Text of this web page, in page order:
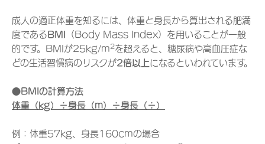
成人の適正体重を知るには、体重と身長から算出される肥満
度である BMI
（Body Mass Index）を用いることが一般
的です。BMIが25kg/m2を超えると、糖尿病や高血圧症な
どの生活習慣病のリスクが2倍以上になるといわれています。
●BMIの計算方法
体重（kg）÷身長（m）÷身長（÷）
例：体重57kg、身長160cmの場合